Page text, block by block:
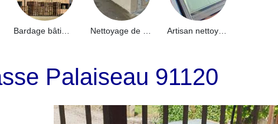
Artisan nettoyage de puits de lumière et Skydome 91
Palaiseau 91120